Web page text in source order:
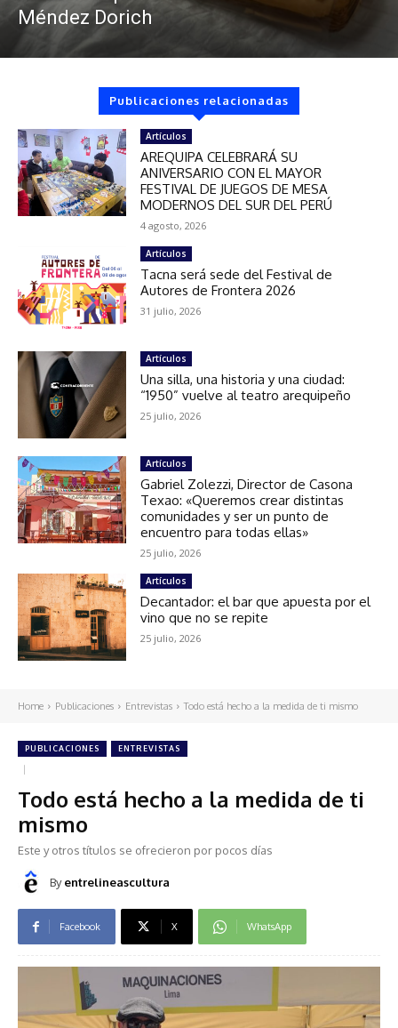
Méndez Dorich
Publicaciones relacionadas
Artículos
AREQUIPA CELEBRARÁ SU
ANIVERSARIO CON EL MAYOR
FESTIVAL DE JUEGOS DE MESA
MODERNOS DEL SUR DEL PERÚ
4 agosto, 2026
Artículos
Tacna será sede del Festival de
Autores de Frontera 2026
31 julio, 2026
Artículos
Una silla, una historia y una ciudad:
“1950” vuelve al teatro arequipeño
25 julio, 2026
Artículos
Gabriel Zolezzi, Director de Casona
Texao: «Queremos crear distintas
comunidades y ser un punto de
encuentro para todas ellas»
25 julio, 2026
Artículos
Decantador: el bar que apuesta por el
vino que no se repite
25 julio, 2026